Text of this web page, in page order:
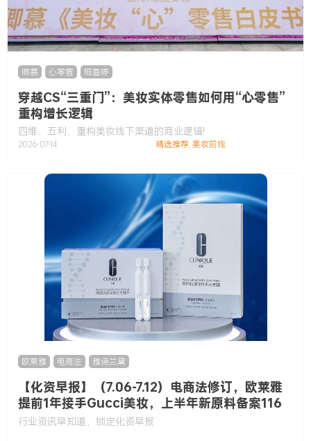
卿慕 心零售 旺香婷
穿越CS“三重门”：美妆实体零售如何用“心零售”
重构增长逻辑
四维、五利，重构美妆线下渠道的商业逻辑!
2026-07-14 精选推荐,美妆前线
欧莱雅 电商法 雅诗兰黛
【化资早报】（7.06-7.12）电商法修订，欧莱雅
提前1年接手Gucci美妆，上半年新原料备案116
款……
行业资讯早知道，锁定化资早报